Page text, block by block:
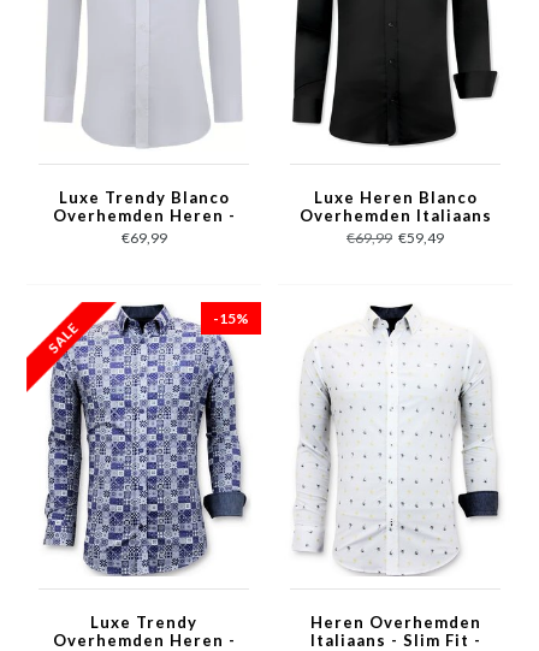
Luxe Trendy Blanco
Overhemden Heren -
Slim Fit - 3079 - Wit
€69,99
Luxe Heren Blanco
Overhemden Italiaans
- Slim Fit - 3078 -
Zwart
€69,99 €59,49
-15%
Luxe Trendy
Overhemden Heren -
Heren Overhemden
Italiaans - Slim Fit -